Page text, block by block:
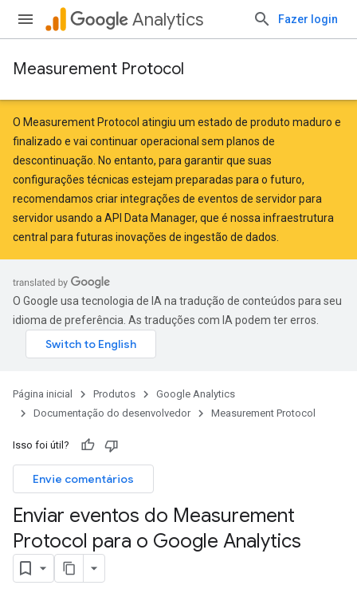
Analytics Fazer login
Measurement Protocol
O Measurement Protocol atingiu um estado de produto maduro e
finalizado e vai continuar operacional sem planos de
descontinuação. No entanto, para garantir que suas
configurações técnicas estejam preparadas para o futuro,
recomendamos criar integrações de eventos de servidor para
servidorusando a API Data Manager, que é nossa infraestrutura
central para futuras inovações de ingestão de dados.
O Google usa tecnologia de IA na tradução de conteúdos para seu
idioma de preferência. As traduções com IA podem ter erros.
Página inicial Produtos
Google Analytics
Documentação do desenvolvedor
Measurement Protocol
Isso foi útil?
Envie comentários
Enviar eventos do Measurement
Protocol para o Google Analytics